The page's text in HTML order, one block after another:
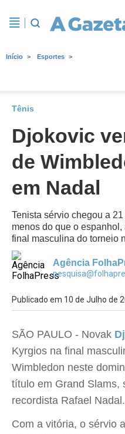
Início Esportes
Tênis
Djokovic
de
em Nadal
Tenista sérvio chegou a
menos do que o
final masculina do torneio
Agência
Publicado em 10 de Julho de
SÃO PAULO - Novak
Kyrgios na final
Wimbledon neste
título em Grand Slams,
recordista Rafael Nadal.
Com a vitória, o sérvio